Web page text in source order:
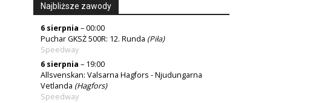
Najbliższe zawody
6 sierpnia – 00:00
Puchar GKSŻ 500R: 12. Runda (Piła)
Speedway
6 sierpnia – 19:00
Allsvenskan: Valsarna Hagfors - Njudungarna
Vetlanda (Hagfors)
Speedway